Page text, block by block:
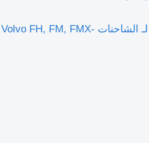
صمام الهواء Volvo K028781 لـ الشاحنات Volvo FH, FM, FMX-